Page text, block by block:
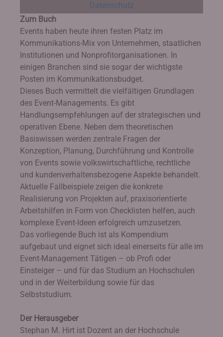
Datenschutz
Zum Buch
Events haben heute ihren festen Platz im
Kommunikations-Mix von Unternehmen, staatlichen
Institutionen und Nonprofitorganisationen. In
einigen Branchen sind sie sogar der wichtigste
Posten im Kommunikationsbudget.
Dieses Buch vermittelt die vielfältigen Grundlagen
des Event-Managements. Es gibt
Handlungsempfehlungen auf der strategischen und
operativen Ebene. Neben dem theoretischen
Basiswissen werden zentrale Fragen der
Konzeption, Planung, Durchführung und Kontrolle
von Events sowie volkswirtschaftliche, rechtliche
und kundenverhaltensbezogene Aspekte behandelt.
Aktuelle Fallbeispiele zeigen die konkrete
Realisierung von Projekten auf, praxisorientierte
Arbeitshilfen in Form von Checklisten helfen, auch
komplexe Event-Ideen erfolgreich umzusetzen.
Das vorliegende Buch ist als Kompendium
aufgebaut und eignet sich ideal einerseits für alle im
Event-Management Tätigen – ob Profi oder
Einsteiger – und für das Studium an Hochschulen
und in der Weiterbildung sowie für das
Selbststudium.
Der Herausgeber
Stephan M. Hirt ist Dozent an der Hochschule